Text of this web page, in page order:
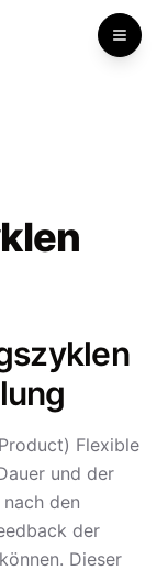
Flexible
und der
den
der
Dieser